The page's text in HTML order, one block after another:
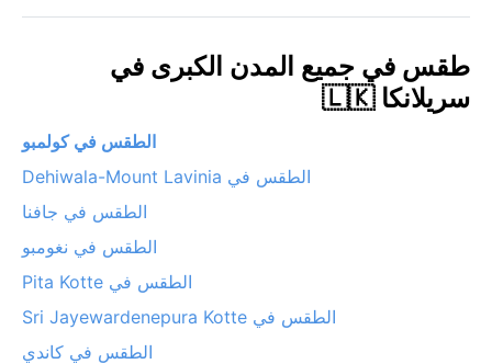
طقس في جميع المدن الكبرى في
سريلانكا 🇱🇰
الطقس في كولمبو
الطقس في Dehiwala-Mount Lavinia
الطقس في جافنا
الطقس في نغومبو
الطقس في Pita Kotte
الطقس في Sri Jayewardenepura Kotte
الطقس في كاندي